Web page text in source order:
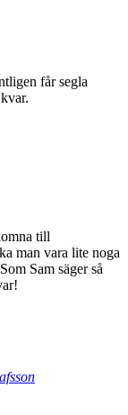
får segla
till
man vara lite noga
Sam säger så